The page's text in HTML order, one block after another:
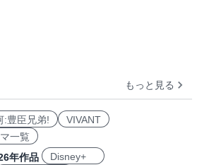
もっと見る
:豊臣兄弟!
VIVANT
一覧
年作品
Disney+